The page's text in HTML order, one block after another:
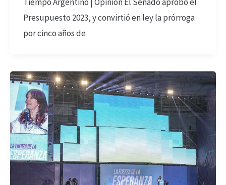
Tiempo Argentino | Opinión El Senado aprobó el
Presupuesto 2023, y convirtió en ley la prórroga
por cinco años de